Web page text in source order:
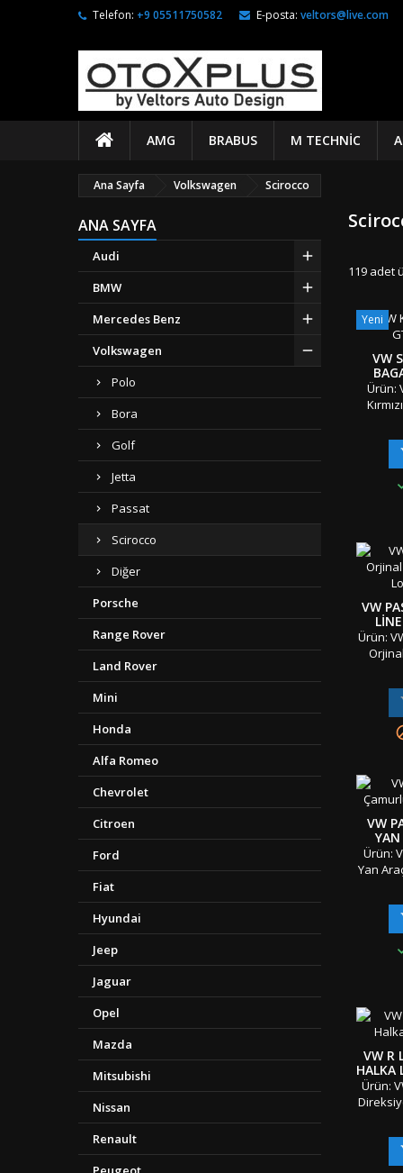
Telefon: +9 05511750582 E-posta: veltors@live.com
AMG BRABUS M TECHNIC
Ana Sayfa Volkswagen Scirocco
ANA SAYFA
Audi
BMW
Mercedes Benz
Volkswagen
Polo
Bora
Golf
Jetta
Passat
Scirocco
Diğer
Porsche
Range Rover
Land Rover
Mini
Honda
Alfa Romeo
Chevrolet
Citroen
Ford
Fiat
Hyundai
Jeep
Jaguar
Opel
Mazda
Mitsubishi
Nissan
Renault
119 adet
Yeni
VW
Ürün:
Bagaj
Çift
&amp;
""
VW
Ürün:
Sınıf
&amp;
""
VW
Ürün:
Yan
Adet:
-
Gönderi
""
VW R
HALKA
Ürün: